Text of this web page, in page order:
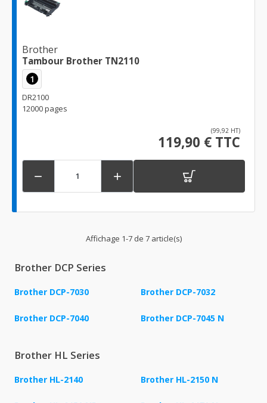
Brother
Tambour Brother TN2110
1
DR2100
12000 pages
(99,92 HT)
119,90 € TTC
 
Affichage 1-7 de 7 article(s)
Brother DCP Series
Brother DCP-7030 Brother DCP-7032
Brother DCP-7040 Brother DCP-7045 N
Brother HL Series
Brother HL-2140 Brother HL-2150 N